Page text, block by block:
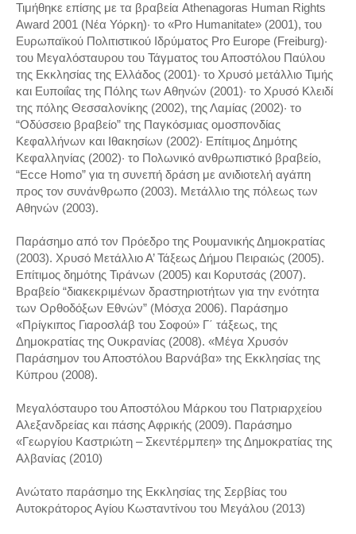
Τιμήθηκε επίσης με τα βραβεία Athenagoras Human Rights
Award 2001 (Νέα Υόρκη)· το «Pro Humanitate» (2001), του
Ευρωπαϊκού Πολιτιστικού Ιδρύματος Pro Europe (Freiburg)·
του Μεγαλόσταυρου του Τάγματος του Αποστόλου Παύλου
της Εκκλησίας της Ελλάδος (2001)· το Χρυσό μετάλλιο Τιμής
και Ευποιΐας της Πόλης των Αθηνών (2001)· το Χρυσό Κλειδί
της πόλης Θεσσαλονίκης (2002), της Λαμίας (2002)· το
“Οδύσσειο βραβείο” της Παγκόσμιας ομοσπονδίας
Κεφαλλήνων και Ιθακησίων (2002)· Επίτιμος Δημότης
Κεφαλληνίας (2002)· το Πολωνικό ανθρωπιστικό βραβείο,
“Ecce Homo” για τη συνεπή δράση με ανιδιοτελή αγάπη
προς τον συνάνθρωπο (2003). Μετάλλιο της πόλεως των
Αθηνών (2003).
Παράσημο από τον Πρόεδρο της Ρουμανικής Δημοκρατίας
(2003). Χρυσό Μετάλλιο Α’ Τάξεως Δήμου Πειραιώς (2005).
Επίτιμος δημότης Τιράνων (2005) και Κορυτσάς (2007).
Βραβείο “διακεκριμένων δραστηριοτήτων για την ενότητα
των Ορθοδόξων Εθνών” (Μόσχα 2006). Παράσημο
«Πρίγκιπος Γιαροσλάβ του Σοφού» Γ΄ τάξεως, της
Δημοκρατίας της Ουκρανίας (2008). «Μέγα Χρυσόν
Παράσημον του Αποστόλου Βαρνάβα» της Εκκλησίας της
Κύπρου (2008).
Μεγαλόσταυρο του Αποστόλου Μάρκου του Πατριαρχείου
Αλεξανδρείας και πάσης Αφρικής (2009). Παράσημο
«Γεωργίου Καστριώτη – Σκεντέρμπεη» της Δημοκρατίας της
Αλβανίας (2010)
Ανώτατο παράσημο της Εκκλησίας της Σερβίας του
Αυτοκράτορος Αγίου Κωσταντίνου του Μεγάλου (2013)